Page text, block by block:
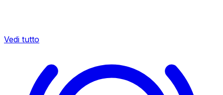
Vedi tutto